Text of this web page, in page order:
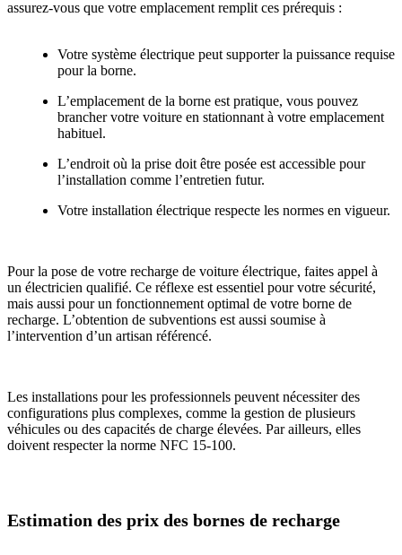
assurez-vous que votre emplacement remplit ces prérequis :
Votre système électrique peut supporter la puissance requise
pour la borne.
L’emplacement de la borne est pratique, vous pouvez
brancher votre voiture en stationnant à votre emplacement
habituel.
L’endroit où la prise doit être posée est accessible pour
l’installation comme l’entretien futur.
Votre installation électrique respecte les normes en vigueur.
Pour la pose de votre recharge de voiture électrique, faites appel à
un électricien qualifié. Ce réflexe est essentiel pour votre sécurité,
mais aussi pour un fonctionnement optimal de votre borne de
recharge. L’obtention de subventions est aussi soumise à
l’intervention d’un artisan référencé.
Les installations pour les professionnels peuvent nécessiter des
configurations plus complexes, comme la gestion de plusieurs
véhicules ou des capacités de charge élevées. Par ailleurs, elles
doivent respecter la norme NFC 15-100.
Estimation des prix des bornes de recharge